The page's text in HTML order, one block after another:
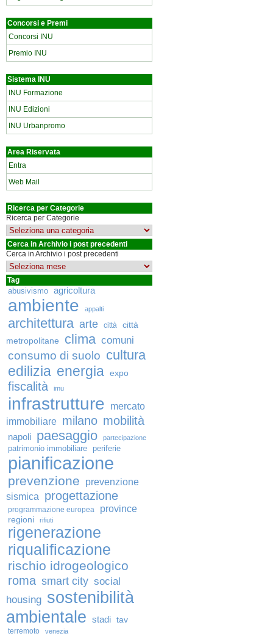
Concorsi e Premi
Concorsi INU
Premio INU
Sistema INU
INU Formazione
INU Edizioni
INU Urbanpromo
Area Riservata
Entra
Web Mail
Ricerca per Categorie
Ricerca per Categorie
Cerca in Archivio i post precedenti
Cerca in Archivio i post precedenti
Tag
abusivismo agricoltura
ambiente appalti
architettura arte città
città
metropolitane
clima comuni
consumo di suolo cultura
edilizia energia expo
fiscalità imu
infrastrutture
mercato
immobiliare milano mobilità
napoli paesaggio partecipazione
patrimonio immobiliare periferie
pianificazione
prevenzione
prevenzione
sismica
progettazione
programmazione europea province
regioni rifiuti
rigenerazione
riqualificazione
rischio idrogeologico
roma smart city social
housing sostenibilità
ambientale stadi tav
terremoto venezia